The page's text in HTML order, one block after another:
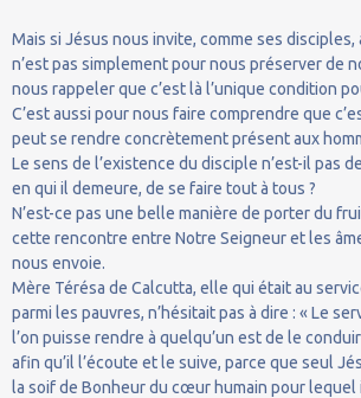
Mais si Jésus nous invite, comme ses disciples,
n’est pas simplement pour nous préserver de
nous rappeler que c’est là l’unique condition
C’est aussi pour nous faire comprendre que
peut se rendre concrètement présent aux
Le sens de l’existence du disciple n’est-il pas
en qui il demeure, de se faire tout à tous ?
N’est-ce pas une belle manière de porter du
cette rencontre entre Notre Seigneur et les
nous envoie.
Mère Térésa de Calcutta, elle qui était au
parmi les pauvres, n’hésitait pas à dire : « Le
l’on puisse rendre à quelqu’un est de le
afin qu’il l’écoute et le suive, parce que seul
la soif de Bonheur du cœur humain pour lequel